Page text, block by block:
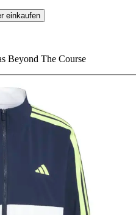
einkaufen
Beyond The Course